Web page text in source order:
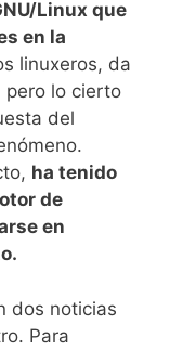
Linux que
en la
linuxeros, da
pero lo cierto
del
ha tenido
de
en
dos noticias
Para